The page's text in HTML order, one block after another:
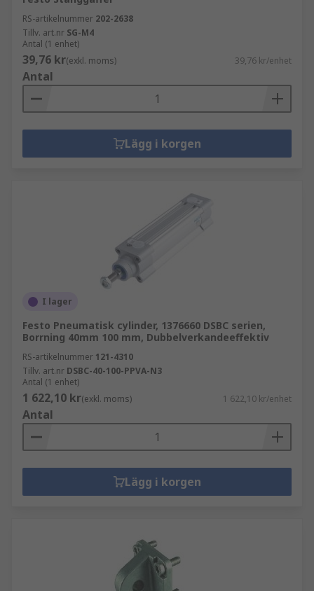
RS-artikelnummer 202-2638
Tillv. art.nr SG-M4
Antal (1 enhet)
39,76 kr(exkl. moms) 39,76 kr/enhet
Antal
Lägg i korgen
I lager
Festo Pneumatisk cylinder, 1376660 DSBC serien,
Borrning 40mm 100 mm, Dubbelverkandeeffektiv
RS-artikelnummer 121-4310
Tillv. art.nr DSBC-40-100-PPVA-N3
Antal (1 enhet)
1 622,10 kr(exkl. moms) 1 622,10 kr/enhet
Antal
Lägg i korgen